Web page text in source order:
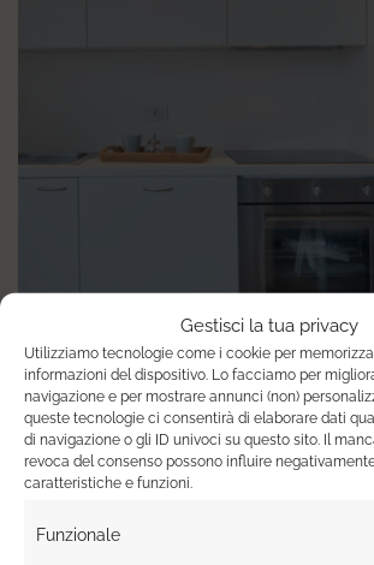
Gestisci la tua privacy
Utilizziamo tecnologie come i cookie per
informazioni del dispositivo. Lo facciamo per
navigazione e per mostrare annunci (non)
queste tecnologie ci consentirà di elaborare dati
di navigazione o gli ID univoci su questo sito. Il
revoca del consenso possono influire
caratteristiche e funzioni.
Funzionale